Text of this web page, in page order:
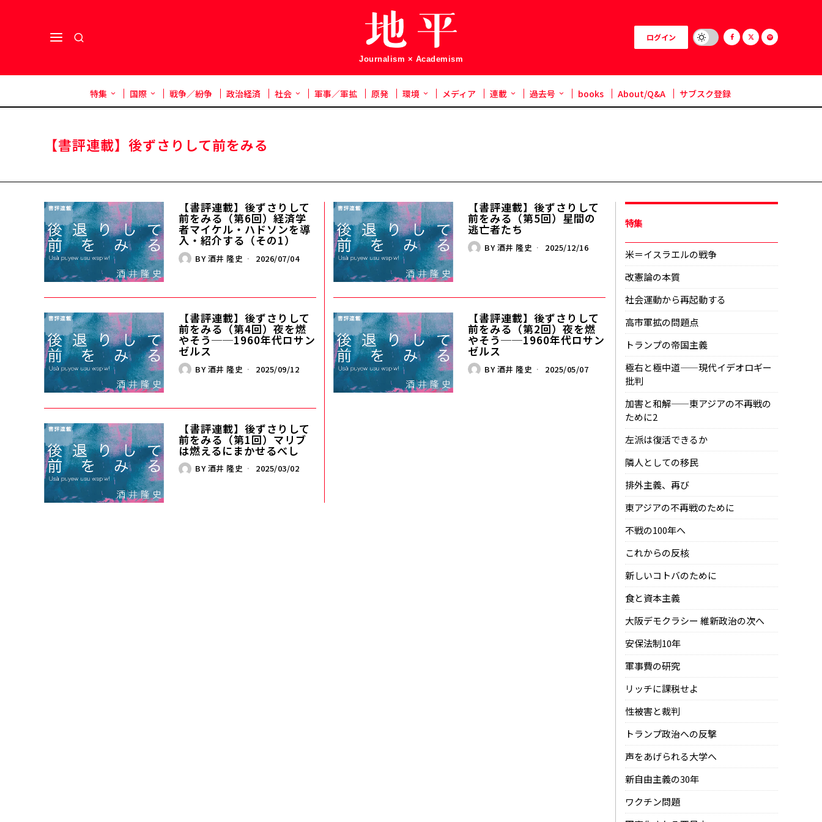
Journalism × Academism
ログイン
特集 国際 戦争／紛争 政治経済 社会 軍事／軍拡 原発 環境 メディア 連載 過去号 books About/Q&A サブスク登録
【書評連載】後ずさりして前をみる
【書評連載】後ずさりして
前をみる（第6回）経済学
者マイケル・ハドソンを導
入・紹介する（その1）
BY酒井 隆史 2026/07/04
【書評連載】後ずさりして
前をみる（第5回）星間の
逃亡者たち
BY酒井 隆史 2025/12/16
【書評連載】後ずさりして
前をみる（第4回）夜を燃
やそう──1960年代ロサン
ゼルス
BY酒井 隆史 2025/09/12
【書評連載】後ずさりして
前をみる（第2回）夜を燃
やそう──1960年代ロサン
ゼルス
BY酒井 隆史 2025/05/07
【書評連載】後ずさりして
前をみる（第1回）マリブ
は燃えるにまかせるべし
BY酒井 隆史 2025/03/02
特集
米＝イスラエルの戦争
改憲論の本質
社会運動から再起動する
高市軍拡の問題点
トランプの帝国主義
極右と極中道——現代イデオロギー
批判
加害と和解——東アジアの不再戦の
ために2
左派は復活できるか
隣人としての移民
排外主義、再び
東アジアの不再戦のために
不戦の100年へ
これからの反核
新しいコトバのために
食と資本主義
大阪デモクラシー 維新政治の次へ
安保法制10年
軍事費の研究
リッチに課税せよ
性被害と裁判
トランプ政治への反撃
声をあげられる大学へ
新自由主義の30年
ワクチン問題